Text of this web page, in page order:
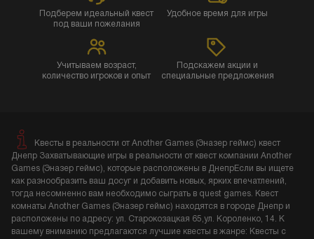
Подберем идеальный квест
под ваши пожелания
Удобное время для игры
Учитываем возраст,
количество игроков и опыт
Подскажем акции и
специальные предложения
Квесты в реальности от Another Games (Эназер геймс) квест
Днепр Захватывающие игры в реальности от квест компании Another
Games (Эназер геймс), которые расположены в ДнепрЕсли вы ищете
как разнообразить ваш досуг и добавить новых, ярких впечатлений,
тогда несомненно вам необходимо сыграть в quest games. Квест
комнаты Another Games (Эназер геймс) находятся в городе Днепр и
расположены по адресу: ул. Старокозацкая 65,ул. Короленко, 14. К
вашему вниманию предлагаются лучшие квесты в жанре: Квесты с